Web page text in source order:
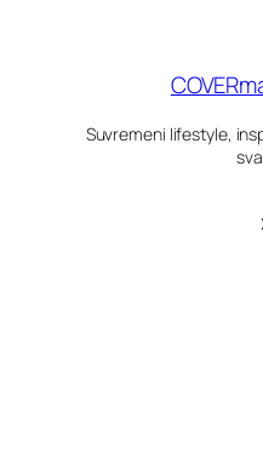
Suvremeni lifestyle,